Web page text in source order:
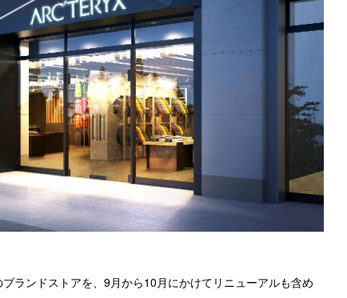
ランドストアを、9月から10月にかけてリニューアルも含め